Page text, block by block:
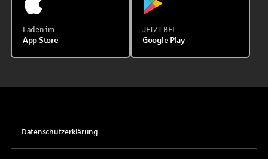
Laden im
App Store
JETZT BEI
Google Play
Datenschutzerklärung